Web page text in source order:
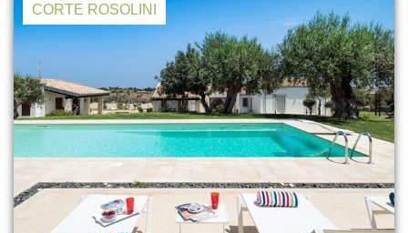
CORTE ROSOLINI